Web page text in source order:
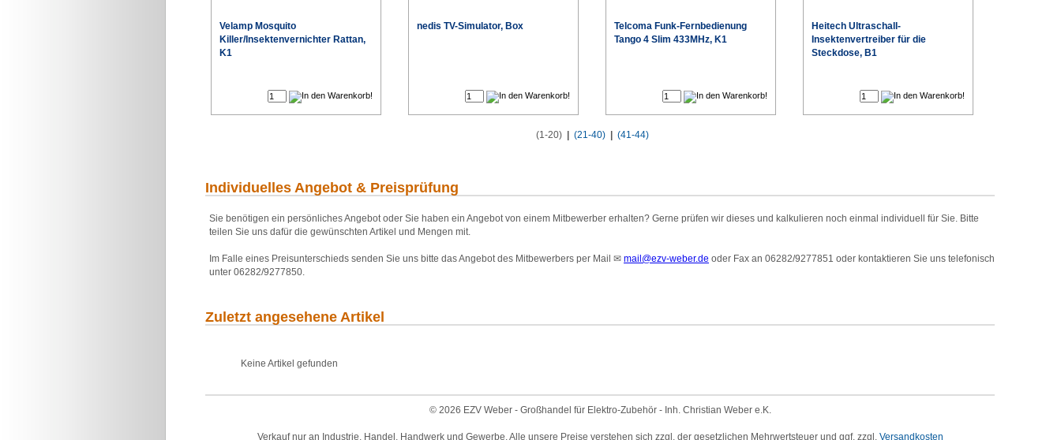
Velamp Mosquito
Killer/Insektenvernichter Rattan,
K1
nedis TV-Simulator, Box
Telcoma Funk-Fernbedienung
Tango 4 Slim 433MHz, K1
Heitech Ultraschall-
Insektenvertreiber für die
Steckdose, B1
(1-20) (21-40) (41-44)
Individuelles Angebot & Preisprüfung
Sie benötigen ein persönliches Angebot oder Sie haben ein Angebot von einem Mitbewerber erhalten? Gerne prüfen wir dieses und kalkulieren noch einmal individuell für Sie. Bitte
teilen Sie uns dafür die gewünschten Artikel und Mengen mit.
Im Falle eines Preisunterschieds senden Sie uns bitte das Angebot des Mitbewerbers per Mail ✉ mail@ezv-weber.de oder Fax an 06282/9277851 oder kontaktieren Sie uns telefonisch
unter 06282/9277850.
Zuletzt angesehene Artikel
Keine Artikel gefunden
© 2026 EZV Weber - Großhandel für Elektro-Zubehör - Inh. Christian Weber e.K.
Verkauf nur an Industrie, Handel, Handwerk und Gewerbe. Alle unsere Preise verstehen sich zzgl. der gesetzlichen Mehrwertsteuer und ggf. zzgl. Versandkosten